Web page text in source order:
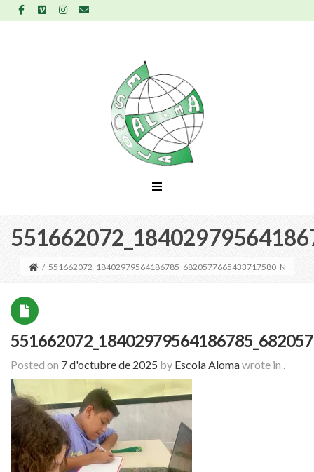
/ 551662072_18402979564186785_6820577665433717580_N
Posted on 7 d'octubre de 2025 by Escola Alomawrote in .